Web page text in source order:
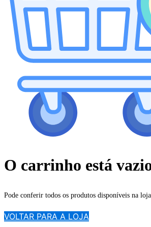
O carrinho está
Pode conferir todos os produtos disponíveis na
VOLTAR PARA A LOJA